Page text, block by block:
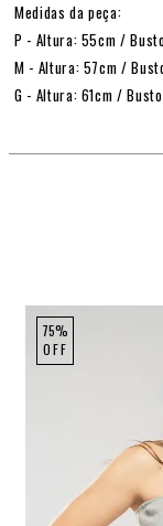
Medidas da peça:
P - Altura: 55cm /
M - Altura: 57cm /
G - Altura: 61cm /
75%
OFF